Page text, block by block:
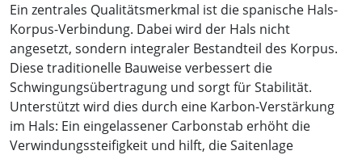
Ein zentrales Qualitätsmerkmal ist die spanische Hals-
Korpus-Verbindung. Dabei wird der Hals nicht
angesetzt, sondern integraler Bestandteil des Korpus.
Diese traditionelle Bauweise verbessert die
Schwingungsübertragung und sorgt für Stabilität.
Unterstützt wird dies durch eine Karbon-Verstärkung
im Hals: Ein eingelassener Carbonstab erhöht die
Verwindungssteifigkeit und hilft, die Saitenlage